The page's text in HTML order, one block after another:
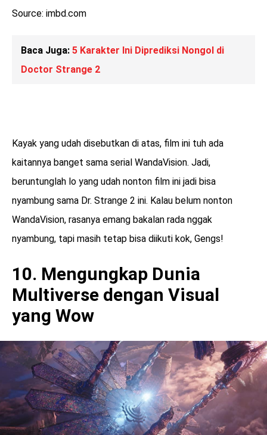
Source: imbd.com
Baca Juga: 5 Karakter Ini Diprediksi Nongol di
Doctor Strange 2
Kayak yang udah disebutkan di atas, film ini tuh ada
kaitannya banget sama serial WandaVision. Jadi,
beruntunglah lo yang udah nonton film ini jadi bisa
nyambung sama Dr. Strange 2 ini. Kalau belum nonton
WandaVision, rasanya emang bakalan rada nggak
nyambung, tapi masih tetap bisa diikuti kok, Gengs!
10. Mengungkap Dunia
Multiverse dengan Visual
yang Wow